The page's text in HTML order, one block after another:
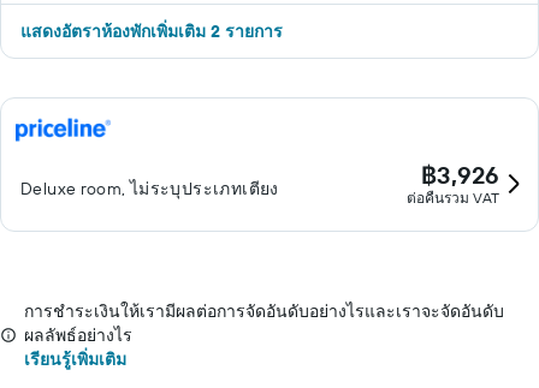
แสดงอัตราห้องพักเพิ่มเติม 2 รายการ
Deluxe room, ไม่ระบุประเภทเตียง ฿3,926
ต่อคืนรวม VAT
การชำระเงินให้เรามีผลต่อการจัดอันดับอย่างไรและเราจะจัดอันดับ
ผลลัพธ์อย่างไร
เรียนรู้เพิ่มเติม